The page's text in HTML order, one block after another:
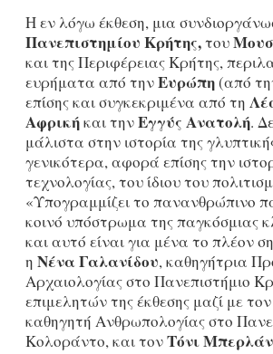
Η εν λόγω έκθεση, μια
Πανεπιστημίου Κρήτης,του
και της Περιφέρειας Κρήτης,
ευρήματα από τηνΕυρώπη(από
επίσης και συγκεκριμένα από τη
Αφρικήκαι τηνΕγγύς Ανατολή.
μάλιστα στην ιστορία της
γενικότερα, αφορά επίσης την
τεχνολογίας, του ίδιου του
«Υπογραμμίζει το πανανθρώπινο
κοινό υπόστρωμα της παγκόσμιας
και αυτό είναι για μένα το πλέον
η Νένα Γαλανίδου, καθηγήτρια
Αρχαιολογίας στο Πανεπιστήμιο
επιμελητών της έκθεσης μαζί με τον
καθηγητή Ανθρωπολογίας στο
Κολοράντο, και τονΤόνι Μπερλάν